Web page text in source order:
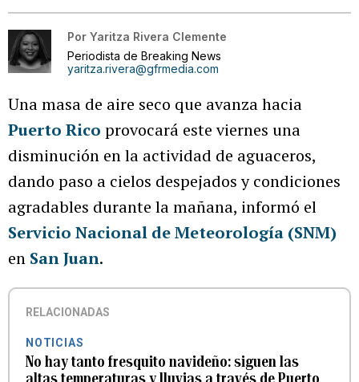
Por Yaritza Rivera Clemente
Periodista de Breaking News
yaritza.rivera@gfrmedia.com
Una masa de aire seco que avanza hacia
Puerto Rico provocará este viernes una
disminución en la actividad de aguaceros,
dando paso a cielos despejados y condiciones
agradables durante la mañana, informó el
Servicio Nacional de Meteorología (SNM)
en San Juan.
RELACIONADAS
NOTICIAS
No hay tanto fresquito navideño: siguen las
altas temperaturas y lluvias a través de Puerto